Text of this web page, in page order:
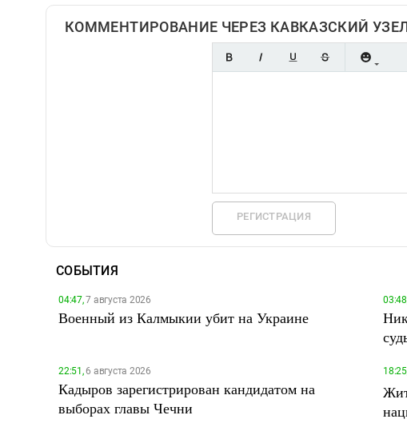
КОММЕНТИРОВАНИЕ ЧЕРЕЗ КАВКАЗСКИЙ
РЕГИСТРАЦИЯ
СОБЫТИЯ
04:47,7 августа 2026
Военный из Калмыкии убит на Украине
22:51,6 августа 2026
Кадыров зарегистрирован кандидатом на
выборах главы Чечни